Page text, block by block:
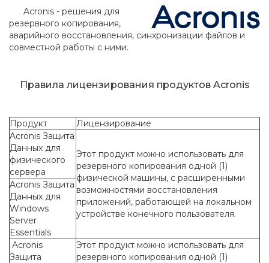
Acronis - решения для
резервного копирования,
аварийного восстановления, синхронизации файлов и
совместной работы с ними.
Правила лицензирования продуктов Acronis
Продукт
Лицензирование
Acronis Защита
Данных для
физического
сервера
Этот продукт можно использовать для
резервного копирования одной (1)
физической машины, с расширенными
возможностями восстановления
приложений, работающей на локальном
устройстве конечного пользователя.
Acronis Защита
Данных для
Windows
Server
Essentials
Acronis
Защита
Этот продукт можно использовать для
резервного копирования одной (1)